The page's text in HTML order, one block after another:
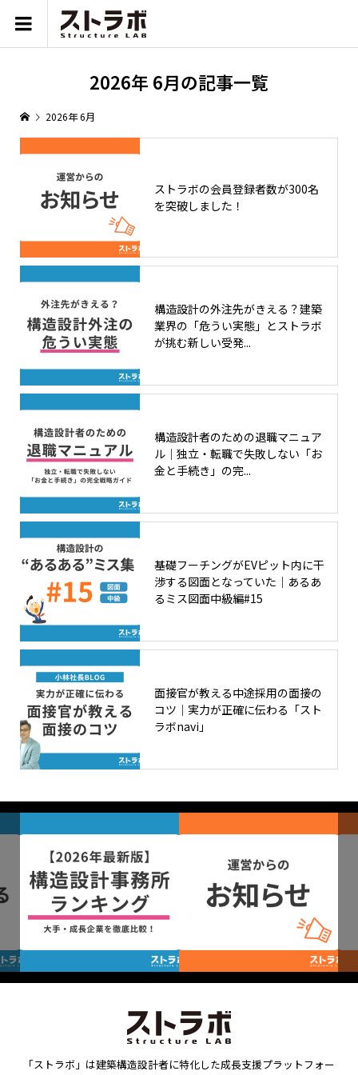
2026年 6月の記事一覧
2026年 6月
ストラボの会員登録者数が300名
を突破しました！
構造設計の外注先がきえる？建築
業界の「危うい実態」とストラボ
が挑む新しい受発...
構造設計者のための退職マニュア
ル｜独立・転職で失敗しない「お
金と手続き」の完...
基礎フーチングがEVピット内に干
渉する図面となっていた｜あるあ
るミス図面中級編#15
面接官が教える中途採用の面接の
コツ｜実力が正確に伝わる「スト
ラボnavi」
「ストラボ」は建築構造設計者に特化した成長支援プラットフォー